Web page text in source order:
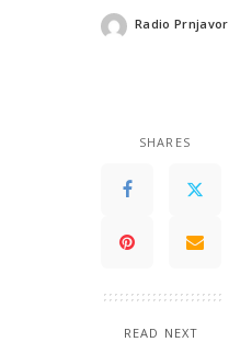
Posted
Radio Prnjavor
SHARES
READ NEXT